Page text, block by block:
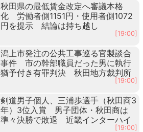
秋田県の最低賃金改定へ審議本格
化 労働者側1151円・使用者側1072
円を提示 結論は持ち越し
[19:00]
潟上市発注の公共工事巡る官製談合
事件 市の幹部職員だった男に執行
猶予付き有罪判決 秋田地方裁判所
[19:00]
剣道男子個人、三浦歩選手（秋田商3
年）3位入賞 男子団体・秋田商は
準々決勝で敗退 近畿インターハイ
[19:00]